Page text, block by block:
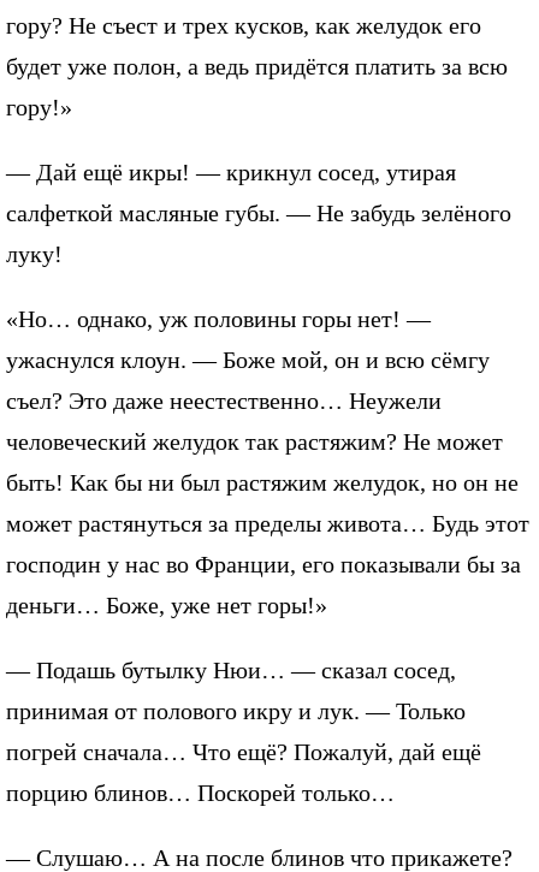
гору? Не съест и трех кусков, как желудок его
будет уже полон, а ведь придётся платить за всю
гору!»
— Дай ещё икры! — крикнул сосед, утирая
салфеткой масляные губы. — Не забудь зелёного
луку!
«Но… однако, уж половины горы нет! —
ужаснулся клоун. — Боже мой, он и всю сёмгу
съел? Это даже неестественно… Неужели
человеческий желудок так растяжим? Не может
быть! Как бы ни был растяжим желудок, но он не
может растянуться за пределы живота… Будь этот
господин у нас во Франции, его показывали бы за
деньги… Боже, уже нет горы!»
— Подашь бутылку Нюи… — сказал сосед,
принимая от полового икру и лук. — Только
погрей сначала… Что ещё? Пожалуй, дай ещё
порцию блинов… Поскорей только…
— Слушаю… А на после блинов что прикажете?